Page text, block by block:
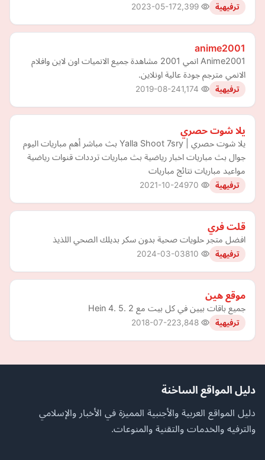
ترفيهية 2023-05-17
anime2001
Anime2001 انمي 2001 مشاهدة جميع الانميات اون لاين وافلام
الانمي مترجم جودة عالية اونلاين.
ترفيهية 2019-08-24
يلا شوت حصري
يلا شوت حصري | Yalla Shoot 7sry بث مباشر أهم مباريات اليوم
جوال بث مباريات اخبار رياضية بث مباريات ترددات قنوات رياضية
مواعيد مباريات نتائج مباريات
ترفيهية 2021-10-24
قلت فري
افضل متجر حلويات صحية بدون سكر بديلك الصحي اللذيذ
ترفيهية 2024-03-03
موقع هين
جميع باقات بيين في كل بيت مع Hein 4. 5. 2
ترفيهية 2018-07-22
دليل المواقع الساخنة
دليل المواقع العربية والأجنبية المميزة في الأخبار والإسلامي
والترفيه والخدمات والتقنية والمنوعات.